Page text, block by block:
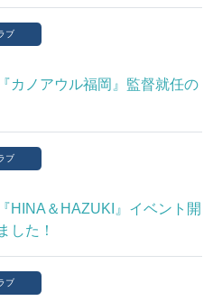
ブ
カノアウル福岡』監督就任の
ブ
HINA＆HAZUKI』イベント開
した！
ブ